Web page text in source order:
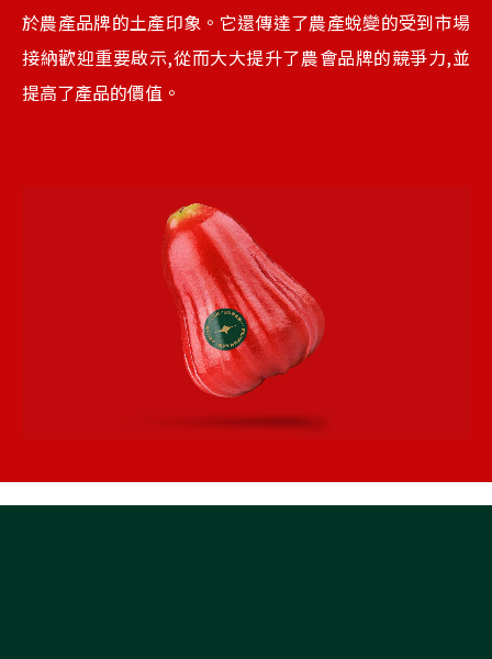
於農產品牌的土產印象。它還傳達了農產蛻變的受到市場
接納歡迎重要啟示,從而大大提升了農會品牌的競爭力,並
提高了產品的價值。